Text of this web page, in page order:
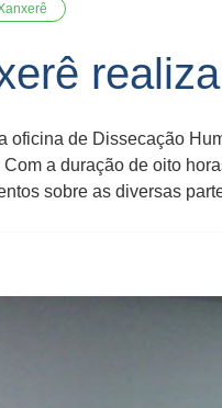
oficina de Dissecação
a duração de oito
sobre as diversas